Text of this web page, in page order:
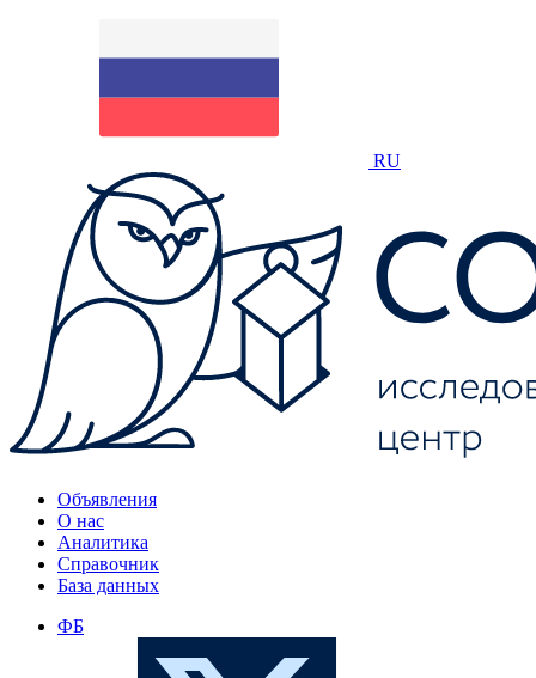
RU
Объявления
О нас
Аналитика
Справочник
База данных
ФБ